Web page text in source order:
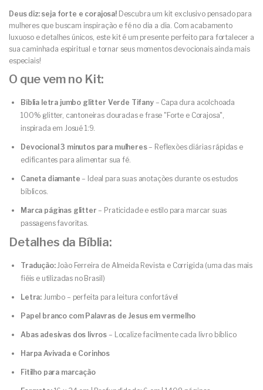
Deus diz: seja forte e corajosa!Descubra um kit exclusivo pensado para
mulheres que buscam inspiração e fé no dia a dia. Com acabamento
luxuoso e detalhes únicos, este kit é um presente perfeito para fortalecer a
sua caminhada espiritual e tornar seus momentos devocionais ainda mais
especiais!
O que vem no Kit:
Bíblia letra jumbo glitter Verde Tifany– Capa dura acolchoada
100% glitter, cantoneiras douradas e frase "Forte e Corajosa",
inspirada em Josué 1:9.
Devocional 3 minutos para mulheres– Reflexões diárias rápidas e
edificantes para alimentar sua fé.
Caneta diamante – Ideal para suas anotações durante os estudos
bíblicos.
Marca páginas glitter – Praticidade e estilo para marcar suas
passagens favoritas.
Detalhes da Bíblia:
Tradução:João Ferreira de Almeida Revista e Corrigida (uma das mais
fiéis e utilizadas no Brasil)
Letra: Jumbo – perfeita para leitura confortável
Papel branco com Palavras de Jesus em vermelho
Abas adesivas dos livros – Localize facilmente cada livro bíblico
Harpa Avivada e Corinhos
Fitilho para marcação